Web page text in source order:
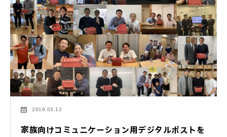
2019.03.12
家族向けコミュニケーション用デジタルポストを